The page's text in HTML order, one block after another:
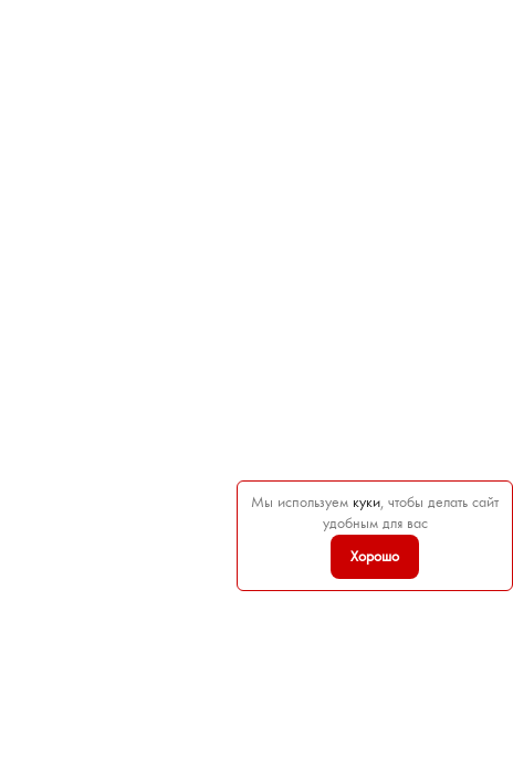
Мы используем куки , чтобы делать сайт
удобным для вас
Хорошо